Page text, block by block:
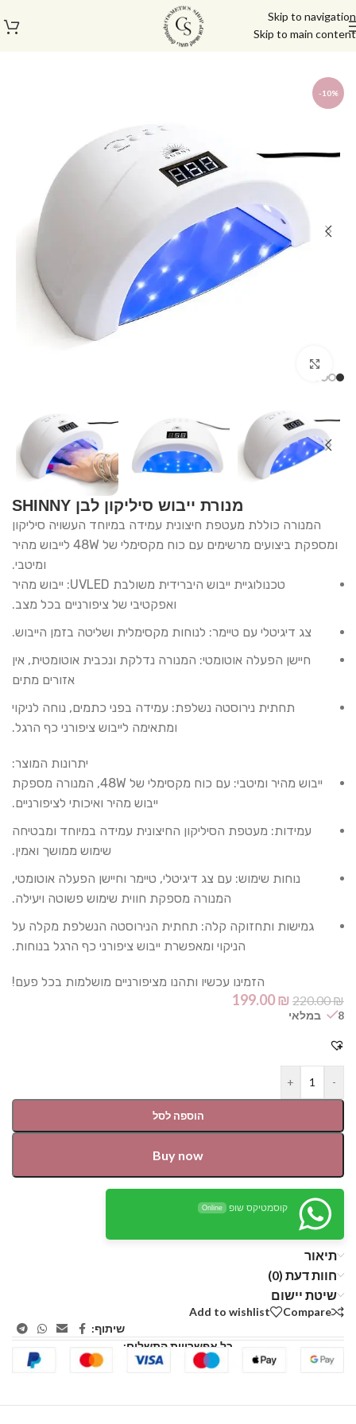
Skip to navigation
Skip to main content
עמוד הבית/חנות
-10%
מנורת ייבוש סיליקון לבן SHINNY
המנורה כוללת מעטפת חיצונית עמידה במיוחד העשויה סיליקון
ומספקת ביצועים מרשימים עם כוח מקסימלי של 48W לייבוש מהיר
ומיטבי.
טכנולוגיית ייבוש היברידית משולבת UVLED: ייבוש מהיר
ואפקטיבי של ציפורניים בכל מצב.
צג דיגיטלי עם טיימר: לנוחות מקסימלית ושליטה בזמן הייבוש.
חיישן הפעלה אוטומטי: המנורה נדלקת ונכבית אוטומטית, אין
אזורים מתים
תחתית נירוסטה נשלפת: עמידה בפני כתמים, נוחה לניקוי
ומתאימה לייבוש ציפורני כף הרגל.
יתרונות המוצר:
ייבוש מהיר ומיטבי: עם כוח מקסימלי של 48W, המנורה מספקת
ייבוש מהיר ואיכותי לציפורניים.
עמידות: מעטפת הסיליקון החיצונית עמידה במיוחד ומבטיחה
שימוש ממושך ואמין.
נוחות שימוש: עם צג דיגיטלי, טיימר וחיישן הפעלה אוטומטי,
המנורה מספקת חווית שימוש פשוטה ויעילה.
גמישות ותחזוקה קלה: תחתית הנירוסטה הנשלפת מקלה על
הניקוי ומאפשרת ייבוש ציפורני כף הרגל בנוחות.
הזמינו עכשיו ותהנו מציפורניים מושלמות בכל פעם!
220.00₪
199.00₪
8 במלאי
-
+
הוספה לסל
Buy now
קוסמטיקס שופ Online
תיאור
חוות דעת (0)
שיטת יישום
Compare
Add to wishlist
שיתוף:
כל אפשרויות התשלום: